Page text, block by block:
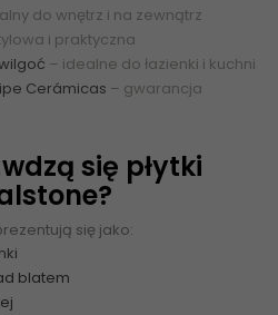
do wnętrz i na zewnątrz
i praktyczna
– idealne do łazienki i kuchni
Cerámicas – gwarancja
się płytki
się jako:
blatem